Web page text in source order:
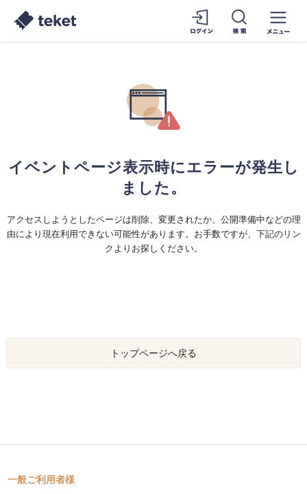
イベントページ表示時にエラーが発生し
ました。
アクセスしようとしたページは削除、変更されたか、公開準備中などの理
由により現在利用できない可能性があります。お手数ですが、下記のリン
クよりお探しください。
トップページへ戻る
一般ご利用者様